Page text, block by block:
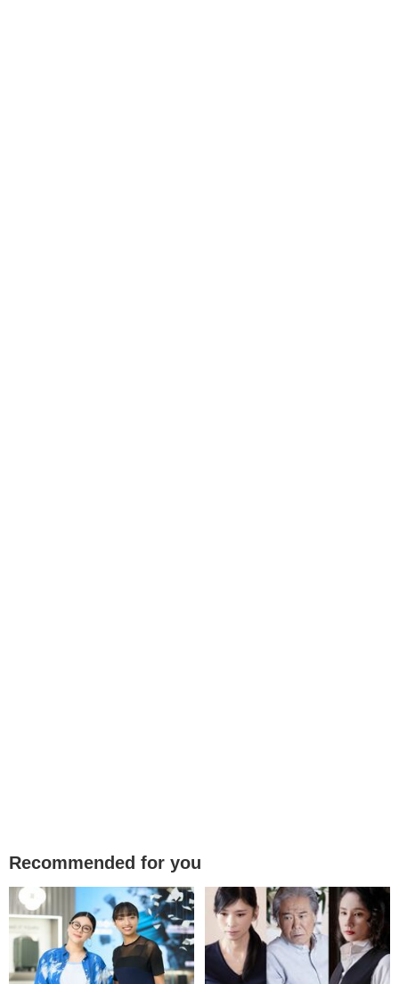
Recommended for you